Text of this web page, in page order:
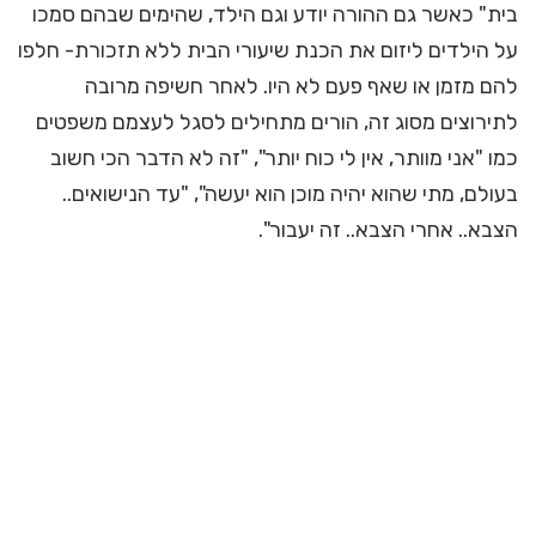
בית" כאשר גם ההורה יודע וגם הילד, שהימים שבהם סמכו
על הילדים ליזום את הכנת שיעורי הבית ללא תזכורת- חלפו
להם מזמן או שאף פעם לא היו. לאחר חשיפה מרובה
לתירוצים מסוג זה, הורים מתחילים לסגל לעצמם משפטים
כמו "אני מוותר, אין לי כוח יותר", "זה לא הדבר הכי חשוב
בעולם, מתי שהוא יהיה מוכן הוא יעשה", "עד הנישואים..
הצבא.. אחרי הצבא.. זה יעבור".